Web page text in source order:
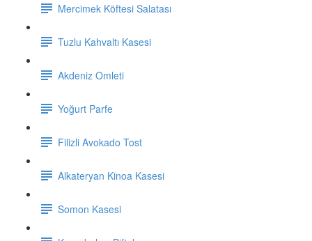
Mercimek Köftesi Salatası
Tuzlu Kahvaltı Kasesi
Akdeniz Omleti
Yoğurt Parfe
Filizli Avokado Tost
Alkateryan Kinoa Kasesi
Somon Kasesi